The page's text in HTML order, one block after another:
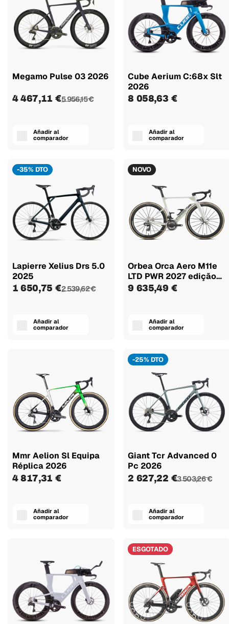
Megamo Pulse 03 2026
4 467,11 €5 956,15 €
Añadir al
comparador
Cube Aerium C:68x Slt
2026
8 058,63 €
Añadir al
comparador
-35% DTO
Lapierre Xelius Drs 5.0
2025
1 650,75 €2 539,62 €
Añadir al
comparador
NOVO
Orbea Orca Aero M11e
LTD PWR 2027 edição
Pedalmoto
9 635,49 €
Añadir al
comparador
Mmr Aelion Sl Equipa
Réplica 2026
4 817,31 €
Añadir al
comparador
-25% DTO
Giant Tcr Advanced 0
Pc 2026
2 627,22 €3 503,26 €
Añadir al
comparador
ESGOTADO